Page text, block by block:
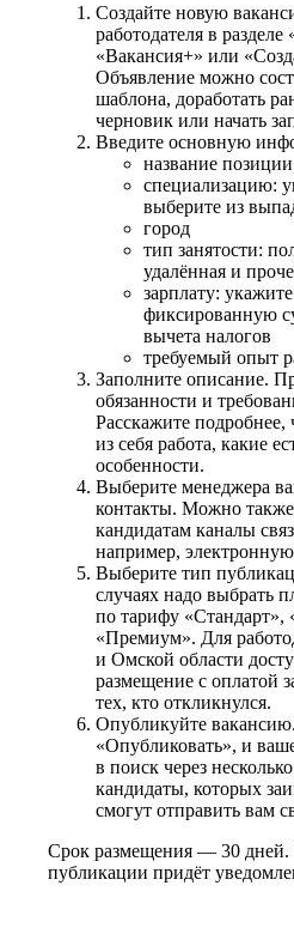
Создайте новую
работодателя в
«Вакансия+» или
Объявление можно
шаблона, доработать
черновик или начать
Введите основную
название позиции
специализацию:
выберите из
город
тип занятости:
удалённая и
зарплату:
фиксированную
вычета налогов
требуемый опыт
Заполните описание.
обязанности и
Расскажите подробнее,
из себя работа, какие
особенности.
Выберите менеджера
контакты. Можно также
кандидатам каналы
например,
Выберите тип
случаях надо выбрать
по тарифу «Стандарт»,
«Премиум». Для
и Омской области
размещение с оплатой
тех, кто откликнулся.
Опубликуйте
«Опубликовать», и
в поиск через
кандидаты, которых
смогут отправить вам
Срок размещения — 30 дней.
публикации придёт